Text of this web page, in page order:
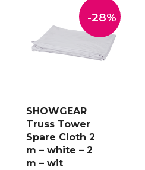
-28%
SHOWGEAR
Truss Tower
Spare Cloth 2
m – white – 2
m – wit